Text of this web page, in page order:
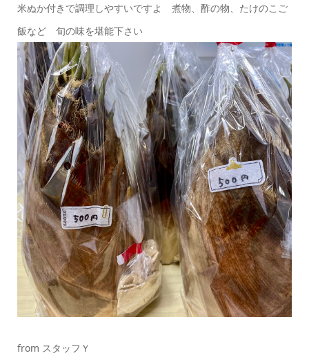
米ぬか付きで調理しやすいですよ 煮物、酢の物、たけのこご
飯など 旬の味を堪能下さい
from スタッフＹ